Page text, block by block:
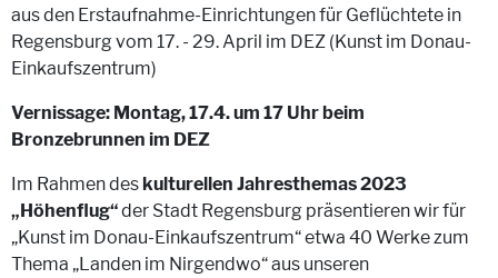
aus den Erstaufnahme-Einrichtungen für Geflüchtete in
Regensburg vom 17. - 29. April im DEZ (Kunst im Donau-
Einkaufszentrum)
Vernissage: Montag, 17.4. um 17 Uhr beim
Bronzebrunnen im DEZ
Im Rahmen deskulturellen Jahresthemas 2023
„Höhenflug“der Stadt Regensburg präsentieren wir für
„Kunst im Donau-Einkaufszentrum“ etwa 40 Werke zum
Thema „Landen im Nirgendwo“ aus unseren